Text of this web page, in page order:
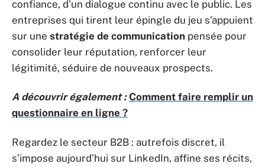
confiance, d’un dialogue continu avec le public. Les
entreprises qui tirent leur épingle du jeu s’appuient
sur une stratégie de communication pensée pour
consolider leur réputation, renforcer leur
légitimité, séduire de nouveaux prospects.
A découvrir également : Comment faire remplir un
questionnaire en ligne ?
Regardez le secteur B2B : autrefois discret, il
s’impose aujourd’hui sur LinkedIn, affine ses récits,